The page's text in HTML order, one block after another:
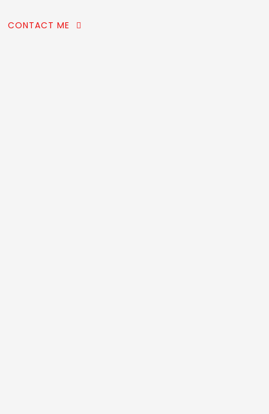
CONTACT ME